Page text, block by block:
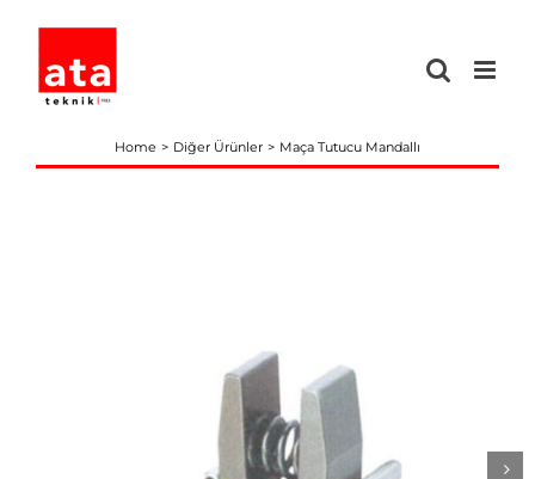
content
Home Diğer Ürünler Maça Tutucu Mandallı